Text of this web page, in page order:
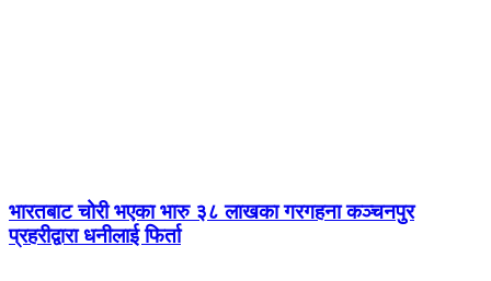
भारतबाट चोरी भएका भारु ३८ लाखका गरगहना कञ्चनपुर
प्रहरीद्वारा धनीलाई फिर्ता